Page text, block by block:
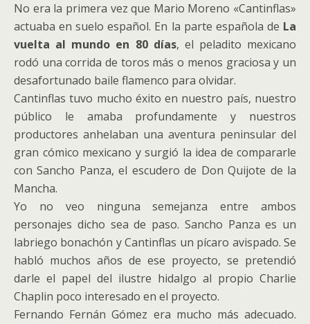
No era la primera vez que Mario Moreno «Cantinflas»
actuaba en suelo español. En la parte española de La
vuelta al mundo en 80 días, el peladito mexicano
rodó una corrida de toros más o menos graciosa y un
desafortunado baile flamenco para olvidar.
Cantinflas tuvo mucho éxito en nuestro país, nuestro
público le amaba profundamente y nuestros
productores anhelaban una aventura peninsular del
gran cómico mexicano y surgió la idea de compararle
con Sancho Panza, el escudero de Don Quijote de la
Mancha.
Yo no veo ninguna semejanza entre ambos
personajes dicho sea de paso. Sancho Panza es un
labriego bonachón y Cantinflas un pícaro avispado. Se
habló muchos años de ese proyecto, se pretendió
darle el papel del ilustre hidalgo al propio Charlie
Chaplin poco interesado en el proyecto.
Fernando Fernán Gómez era mucho más adecuado.